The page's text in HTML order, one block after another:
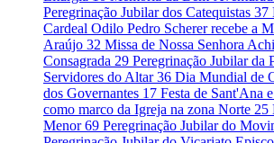
Peregrinação Jubilar dos Catequistas 37
Cardeal Odilo Pedro Scherer recebe a
Araújo 32 Missa de Nossa Senhora
Consagrada 29 Peregrinação Jubilar da
Servidores do Altar36 Dia Mundial de
dos Governantes 17 Festa de Sant'Ana
como marco da Igreja na zona Norte 25
Menor69 Peregrinação Jubilar do